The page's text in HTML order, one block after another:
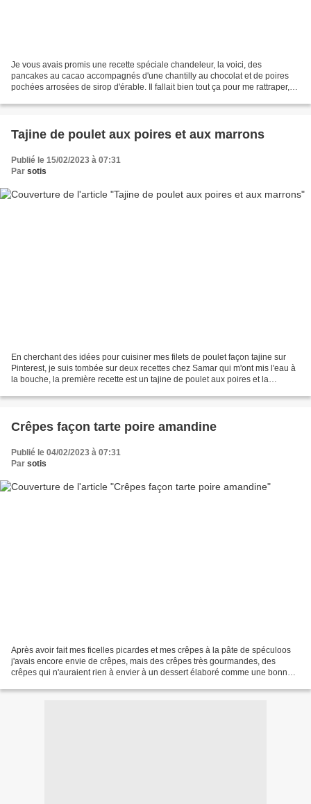
Je vous avais promis une recette spéciale chandeleur, la voici, des
pancakes au cacao accompagnés d'une chantilly au chocolat et de poires
pochées arrosées de sirop d'érable. Il fallait bien tout ça pour me rattraper,
Tajine de poulet aux poires et aux marrons
Publié le 15/02/2023 à 07:31
Par sotis
En cherchant des idées pour cuisiner mes filets de poulet façon tajine sur
Pinterest, je suis tombée sur deux recettes chez Samar qui m'ont mis l'eau à
la bouche, la première recette est un tajine de poulet aux poires et la
Crêpes façon tarte poire amandine
Publié le 04/02/2023 à 07:31
Par sotis
Après avoir fait mes ficelles picardes et mes crêpes à la pâte de spéculoos
j'avais encore envie de crêpes, mais des crêpes très gourmandes, des
crêpes qui n'auraient rien à envier à un dessert élaboré comme une bonne